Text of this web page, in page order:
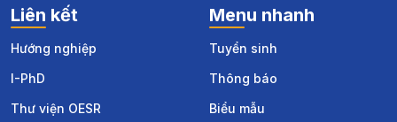
Liên kết
Hướng nghiệp
I-PhD
Thư viện OESR
Menu nhanh
Tuyển sinh
Thông báo
Biểu mẫu